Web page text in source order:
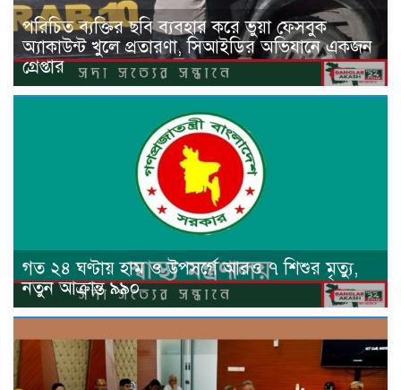
পরিচিত ব্যক্তির ছবি ব্যবহার করে ভুয়া ফেসবুক
অ্যাকাউন্ট খুলে প্রতারণা, সিআইডির অভিযানে একজন
গ্রেপ্তার
গত ২৪ ঘণ্টায় হাম ও উপসর্গে আরও ৭ শিশুর মৃত্যু,
নতুন আক্রান্ত ৯৯০